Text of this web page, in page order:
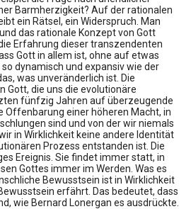
Barmherzigkeit? Auf der rationalen
ein Rätsel, ein Widerspruch. Man
das rationale Konzept von Gott
Erfahrung dieser transzendenten
Gott in allem ist, ohne auf etwas
dynamisch und expansiv wie der
was unveränderlich ist. Die
Gott, die uns die evolutionäre
fünfzig Jahren auf überzeugende
Offenbarung einer höheren Macht, in
sind und von der wir niemals
in Wirklichkeit keine andere Identität
Prozess entstanden ist. Die
Ereignis. Sie findet immer statt, in
Gottes immer im Werden. Was es
Bewusstsein ist in Wirklichkeit
erfährt. Das bedeutet, dass
wie Bernard Lonergan es ausdrückte.